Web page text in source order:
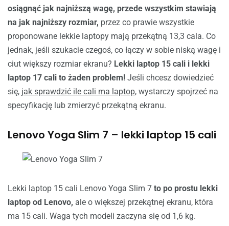
osiągnąć jak najniższą wagę, przede wszystkim stawiają
na jak najniższy rozmiar, przez co prawie wszystkie
proponowane lekkie laptopy mają przekątną 13,3 cala. Co
jednak, jeśli szukacie czegoś, co łączy w sobie niską wagę i
ciut większy rozmiar ekranu? Lekki laptop 15 cali i lekki
laptop 17 cali to żaden problem! Jeśli chcesz dowiedzieć
się, jak sprawdzić ile cali ma laptop, wystarczy spojrzeć na
specyfikację lub zmierzyć przekątną ekranu.
Lenovo Yoga Slim 7 – lekki laptop 15 cali
Lekki laptop 15 cali Lenovo Yoga Slim 7 to po prostu lekki
laptop od Lenovo, ale o większej przekątnej ekranu, która
ma 15 cali. Waga tych modeli zaczyna się od 1,6 kg.